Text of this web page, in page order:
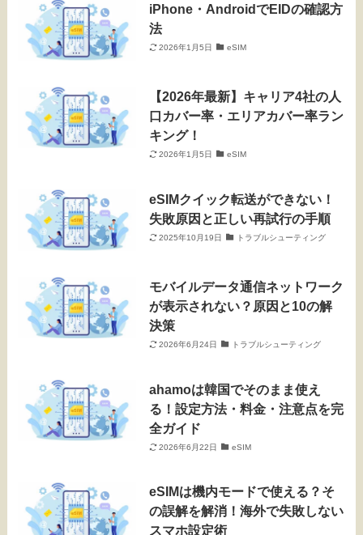
iPhone・AndroidでEIDの確認方
法
2026年1月5日 eSIM
【2026年最新】キャリア4社の人
口カバー率・エリアカバー率ラン
キング！
2026年1月5日 eSIM
eSIMクイック転送ができない！
失敗原因と正しい再試行の手順
2025年10月19日 トラブルシューティング
モバイルデータ通信ネットワーク
が表示されない？原因と10の解
決策
2026年6月24日 トラブルシューティング
ahamoは韓国でそのまま使え
る！設定方法・料金・注意点を完
全ガイド
2026年6月22日 eSIM
eSIMは機内モードで使える？そ
の誤解を解消！海外で失敗しない
スマホ設定術